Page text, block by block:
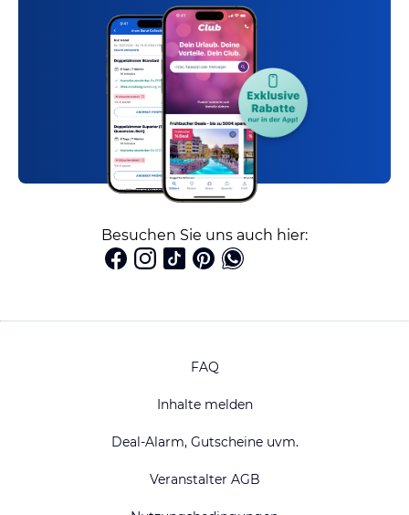
Besuchen Sie uns auch hier:
FAQ
Inhalte melden
Deal-Alarm, Gutscheine uvm.
Veranstalter AGB